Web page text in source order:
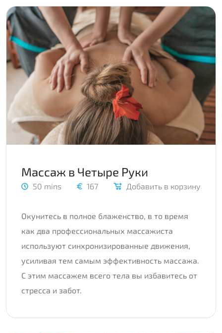
Массаж в Четыре Руки
50 mins 167 Добавить в корзину
Окунитесь в полное блаженство, в то время
как два профессиональных массажиста
используют синхронизированные движения,
усиливая тем самым эффективность массажа.
С этим массажем всего тела вы избавитесь от
стресса и забот.